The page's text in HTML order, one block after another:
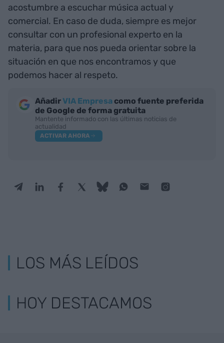
acostumbre a escuchar música actual y
comercial. En caso de duda, siempre es mejor
consultar con un profesional experto en la
materia, para que nos pueda orientar sobre la
situación en que nos encontramos y que
podemos hacer al respeto.
AñadirVIA Empresa como fuente preferida
de Google de forma gratuita
Mantente informado con las últimas noticias de
actualidad
ACTIVAR AHORA
LOS MÁS LEÍDOS
HOY DESTACAMOS